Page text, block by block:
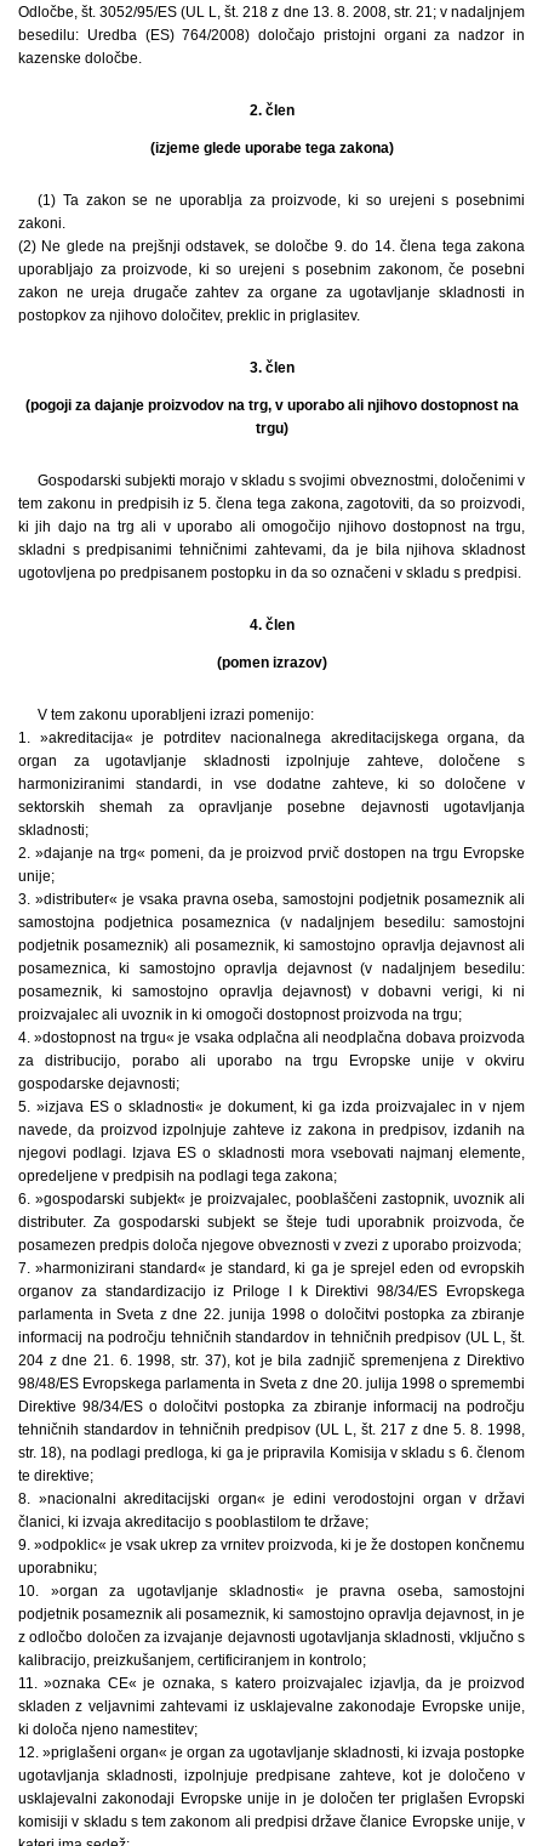
Odločbe, št. 3052/95/ES (UL L, št. 218 z dne 13. 8. 2008, str. 21; v nadaljnjem
besedilu: Uredba (ES) 764/2008) določajo pristojni organi za nadzor in
kazenske določbe.
2. člen
(izjeme glede uporabe tega zakona)
(1) Ta zakon se ne uporablja za proizvode, ki so urejeni s posebnimi
zakoni.
(2) Ne glede na prejšnji odstavek, se določbe 9. do 14. člena tega zakona
uporabljajo za proizvode, ki so urejeni s posebnim zakonom, če posebni
zakon ne ureja drugače zahtev za organe za ugotavljanje skladnosti in
postopkov za njihovo določitev, preklic in priglasitev.
3. člen
(pogoji za dajanje proizvodov na trg, v uporabo ali njihovo dostopnost na
trgu)
Gospodarski subjekti morajo v skladu s svojimi obveznostmi, določenimi v
tem zakonu in predpisih iz 5. člena tega zakona, zagotoviti, da so proizvodi,
ki jih dajo na trg ali v uporabo ali omogočijo njihovo dostopnost na trgu,
skladni s predpisanimi tehničnimi zahtevami, da je bila njihova skladnost
ugotovljena po predpisanem postopku in da so označeni v skladu s predpisi.
4. člen
(pomen izrazov)
V tem zakonu uporabljeni izrazi pomenijo:
1. »akreditacija« je potrditev nacionalnega akreditacijskega organa, da
organ za ugotavljanje skladnosti izpolnjuje zahteve, določene s
harmoniziranimi standardi, in vse dodatne zahteve, ki so določene v
sektorskih shemah za opravljanje posebne dejavnosti ugotavljanja
skladnosti;
2. »dajanje na trg« pomeni, da je proizvod prvič dostopen na trgu Evropske
unije;
3. »distributer« je vsaka pravna oseba, samostojni podjetnik posameznik ali
samostojna podjetnica posameznica (v nadaljnjem besedilu: samostojni
podjetnik posameznik) ali posameznik, ki samostojno opravlja dejavnost ali
posameznica, ki samostojno opravlja dejavnost (v nadaljnjem besedilu:
posameznik, ki samostojno opravlja dejavnost) v dobavni verigi, ki ni
proizvajalec ali uvoznik in ki omogoči dostopnost proizvoda na trgu;
4. »dostopnost na trgu« je vsaka odplačna ali neodplačna dobava proizvoda
za distribucijo, porabo ali uporabo na trgu Evropske unije v okviru
gospodarske dejavnosti;
5. »izjava ES o skladnosti« je dokument, ki ga izda proizvajalec in v njem
navede, da proizvod izpolnjuje zahteve iz zakona in predpisov, izdanih na
njegovi podlagi. Izjava ES o skladnosti mora vsebovati najmanj elemente,
opredeljene v predpisih na podlagi tega zakona;
6. »gospodarski subjekt« je proizvajalec, pooblaščeni zastopnik, uvoznik ali
distributer. Za gospodarski subjekt se šteje tudi uporabnik proizvoda, če
posamezen predpis določa njegove obveznosti v zvezi z uporabo proizvoda;
7. »harmonizirani standard« je standard, ki ga je sprejel eden od evropskih
organov za standardizacijo iz Priloge I k Direktivi 98/34/ES Evropskega
parlamenta in Sveta z dne 22. junija 1998 o določitvi postopka za zbiranje
informacij na področju tehničnih standardov in tehničnih predpisov (UL L, št.
204 z dne 21. 6. 1998, str. 37), kot je bila zadnjič spremenjena z Direktivo
98/48/ES Evropskega parlamenta in Sveta z dne 20. julija 1998 o spremembi
Direktive 98/34/ES o določitvi postopka za zbiranje informacij na področju
tehničnih standardov in tehničnih predpisov (UL L, št. 217 z dne 5. 8. 1998,
str. 18), na podlagi predloga, ki ga je pripravila Komisija v skladu s 6. členom
te direktive;
8. »nacionalni akreditacijski organ« je edini verodostojni organ v državi
članici, ki izvaja akreditacijo s pooblastilom te države;
9. »odpoklic« je vsak ukrep za vrnitev proizvoda, ki je že dostopen končnemu
uporabniku;
10. »organ za ugotavljanje skladnosti« je pravna oseba, samostojni
podjetnik posameznik ali posameznik, ki samostojno opravlja dejavnost, in je
z odločbo določen za izvajanje dejavnosti ugotavljanja skladnosti, vključno s
kalibracijo, preizkušanjem, certificiranjem in kontrolo;
11. »oznaka CE« je oznaka, s katero proizvajalec izjavlja, da je proizvod
skladen z veljavnimi zahtevami iz usklajevalne zakonodaje Evropske unije,
ki določa njeno namestitev;
12. »priglašeni organ« je organ za ugotavljanje skladnosti, ki izvaja postopke
ugotavljanja skladnosti, izpolnjuje predpisane zahteve, kot je določeno v
usklajevalni zakonodaji Evropske unije in je določen ter priglašen Evropski
komisiji v skladu s tem zakonom ali predpisi države članice Evropske unije, v